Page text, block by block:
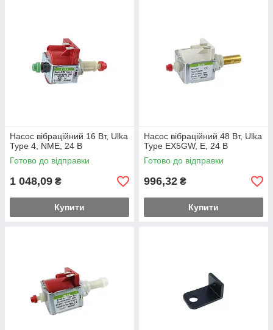
Насос вібраційний 16 Вт, Ulka
Type 4, NME, 24 В
Готово до відправки
1 048,09 ₴
Купити
Насос вібраційний 48 Вт, Ulka
Type EX5GW, E, 24 В
Готово до відправки
996,32 ₴
Купити